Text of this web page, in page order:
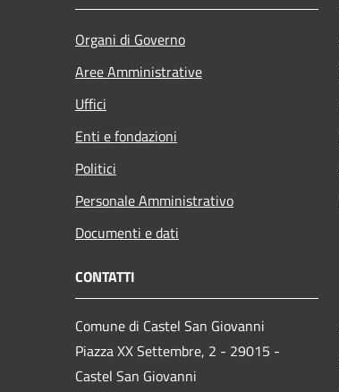
Organi di Governo
Aree Amministrative
Uffici
Enti e fondazioni
Politici
Personale Amministrativo
Documenti e dati
CONTATTI
Comune di Castel San Giovanni
Piazza XX Settembre, 2 - 29015 -
Castel San Giovanni